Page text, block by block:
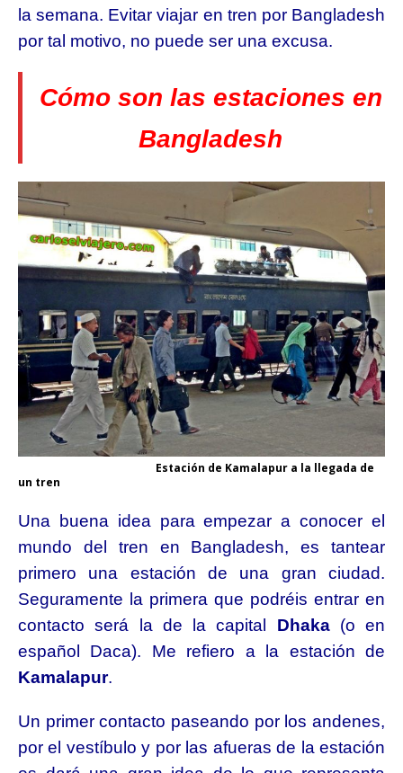
la semana. Evitar viajar en tren por Bangladesh
por tal motivo, no puede ser una excusa.
Cómo son las estaciones en
Bangladesh
Estación de Kamalapur a la llegada de
un tren
Una buena idea para empezar a conocer el
mundo del tren en Bangladesh, es tantear
primero una estación de una gran ciudad.
Seguramente la primera que podréis entrar en
contacto será la de la capital Dhaka(o en
español Daca). Me refiero a la estación de
Kamalapur.
Un primer contacto paseando por los andenes,
por el vestíbulo y por las afueras de la estación